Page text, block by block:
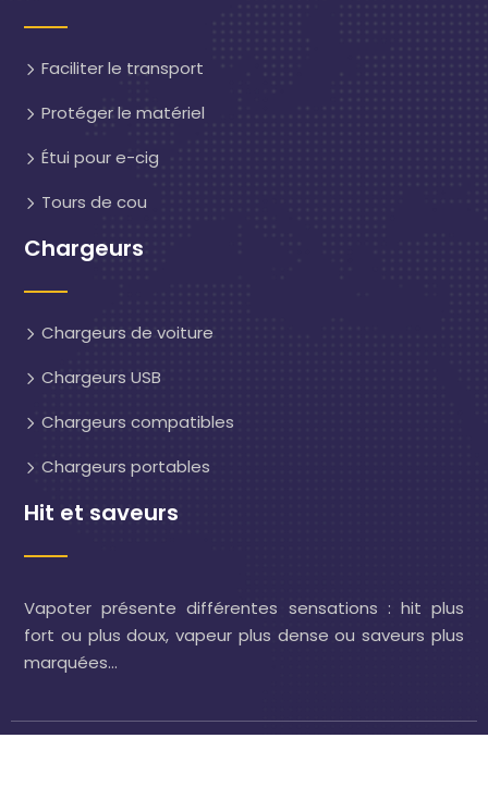
Faciliter le transport
Protéger le matériel
Étui pour e-cig
Tours de cou
Chargeurs
Chargeurs de voiture
Chargeurs USB
Chargeurs compatibles
Chargeurs portables
Hit et saveurs
Vapoter présente différentes sensations : hit plus
fort ou plus doux, vapeur plus dense ou saveurs plus
marquées…